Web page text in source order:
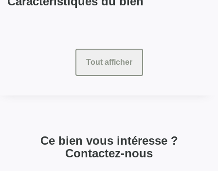
Tout afficher
Ce bien vous intéresse ?
Contactez-nous